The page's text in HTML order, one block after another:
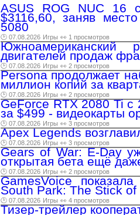
ASUS ROG NUC
$3116,60, заняв
5080
🕑 07.08.2026 Игры 👀 1 просмотров
двигателей продаж
🕑 07.08.2026 Игры 👀 2 просмотров
Persona продолжает
миллион копий за
🕑 07.08.2026 Игры 👀 2 просмотров
GeForce RTX 2080 Ti
за $499 - видеокарты
🕑 07.08.2026 Игры 👀 3 просмотров
Apex Legends
🕑 07.08.2026 Игры 👀 3 просмотров
Gears of War: E-Day
открытая бета ещё
🕑 07.08.2026 Игры 👀 2 просмотров
GamesVoice
South Park: The Stick
🕑 07.08.2026 Игры 👀 4 просмотров
Тизер-трейлер